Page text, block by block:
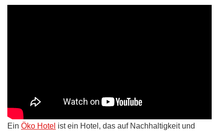
Ein Öko Hotel ist ein Hotel, das auf Nachhaltigkeit und